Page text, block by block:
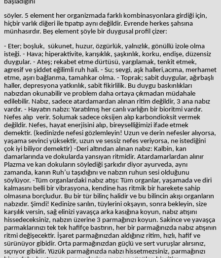
başladığını
söyler. 5 element her organizmada farklı kombinasyonlara girdiği için,
hiçbir varlık diğeri ile tıpatıp aynı değildir. Evrende herkes şahsına
münhasırdır. Beş element şöyle bir duygusal profil çizer:
- Eter; boşluk, sükunet, huzur, özgürlük, yalnızlık, gönüllü izole olma
isteği. - Hava; hiperaktivite, karışıklık, şaşkınlık, korku, endişe, düzensiz
duygular. - Ateş; rekabet etme dürtüsü, yargılamak, tenkit etmek,
agresif ve şiddet eğilimli ruh hali. - Su; sevgi, aşk halleri,acıma, merhamet
etme, aşırı bağlanma, tamahkar olma. - Toprak; sabit duygular, ağırbaşlı
haller, depresyona yatkınlık, sabit fikirlilik. Bu duygu baskınlıkları
nabızdan okunabilir ve problem daha ortaya çıkmadan müdahale
edilebilir. Nabız, sadece atardamardan alınan ritim değildir, 3 ana nabız
vardır. - Hayatın nabzı: Yaratılmış her canlı varlığın bir bioritmi vardır.
Nefes alıp verir. Solumak sadece oksijen alıp karbondioksit vermek
değildir. Nefes, hayat enerjisini alıp, bireyselliğimizi ifade etmek
demektir. (kedinizde nefesi gözlemleyin! Uzun ve derin nefesler alıyorsa,
yaşama sevinci yüksektir, uzun ve sessiz nefes veriyorsa, ne istediğini
çok iyi biliyor demektir) -Deri altından alınan nabız: Kalbin, kan
damarlarında ve dokularda yansıyan ritmidir. Atardamarlardan alınır
Plazma ve kan dokuların söylediği şarkıdır diyor ayurveda, aynı
zamanda, kanın Ruh’u taşıdığını ve nabzın ruhun sesi olduğunu
söylüyor. -Tüm organlardaki nabız atışı: Tüm organlar, yaşamada ve diri
kalmasını belli bir vibrasyona, kendine has ritmik bir harekete sahip
olmasına borçludur. Bu bir tür bilinç halidir ve bu bilincin akışı organların
nabzıdır. Şimdi! Kedinize sarılın, tüylerini okşayın, sonra bekleyin, size
karşılık versin, sağ elinizi yavaşça arka kasığına koyun, nabız atışını
hissedeceksiniz, nabzın üzerine 3 parmağınızı koyun. Sakince ve yavaşça
parmaklarınızı tek tek hafifçe bastırın, her bir parmağınızda nabız atışının
ritmi değişecektir. İşaret parmağınızdan aldığınız ritim, hızlı, hafif ve
sürünüyor gibidir. Orta parmağınızdan güçlü ve sert vuruşlar alırsınız,
sıçrıyor gibidir. Yüzük parmağınızda nabzı hissetmezsiniz, parmağınızı